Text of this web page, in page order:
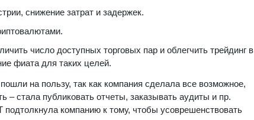
снижение затрат и задержек.
число доступных торговых пар и облегчить трейдинг в
фиата для таких целей.
на пользу, так как компания сделала все возможное,
– стала публиковать отчеты, заказывать аудиты и пр.
подтолкнула компанию к тому, чтобы усоврешенствовать